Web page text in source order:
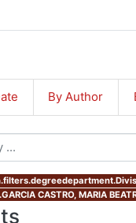
By Author
CASTRO, MARIA